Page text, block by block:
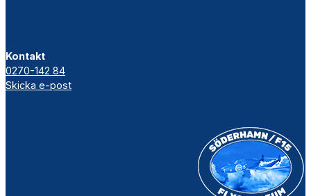
Kontakt
0270-142 84
Skicka e-post